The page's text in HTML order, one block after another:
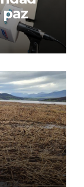
paz